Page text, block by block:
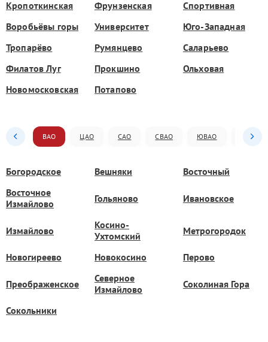
Кропоткинская Фрунзенская
Спортивная
Воробьёвы горы
Университет
Юго-Западная
Тропарёво
Румянцево
Саларьево
Филатов Луг
Прокшино
Ольховая
Новомосковская
Потапово
ВАО ЦАО САО СВАО ЮВАО ЮАО
Богородское Вешняки
Восточный
Восточное
Измайлово
Гольяново Ивановское
Измайлово
Косино-
Ухтомский
Метрогородок
Новогиреево Новокосино Перово
Преображенское
Северное
Измайлово
Соколиная Гора
Сокольники